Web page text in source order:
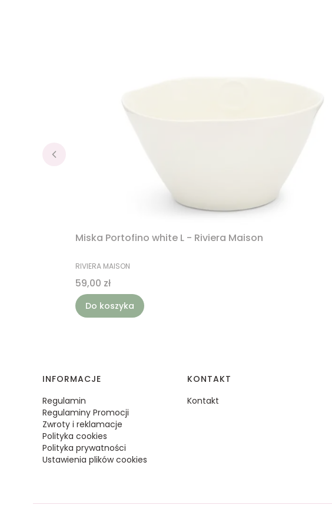
Miska Portofino white L - Riviera Maison
PRODUCENT
RIVIERA MAISON
Cena
59,00 zł
Do koszyka
Linki w stopce
INFORMACJE
Regulamin
Regulaminy Promocji
Zwroty i reklamacje
Polityka cookies
Polityka prywatności
Ustawienia plików cookies
KONTAKT
Kontakt